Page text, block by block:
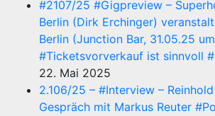
#2107/25 #Gigpreview –
Berlin (Dirk Erchinger)
Berlin (Junction Bar, 31.05.25
#Ticketsvorverkauf ist sinnvoll
22. Mai 2025
2.106/25 – #Interview –
Gespräch mit Markus Reuter